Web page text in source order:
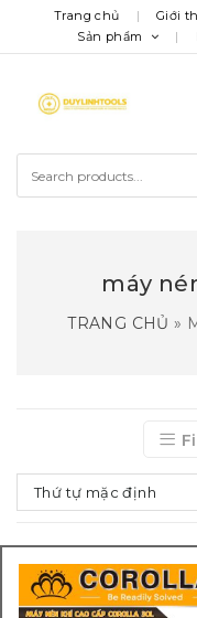
Trang chủ Giới
Sản phẩm
máy
TRANG CHỦ »
Thứ tự mặc định